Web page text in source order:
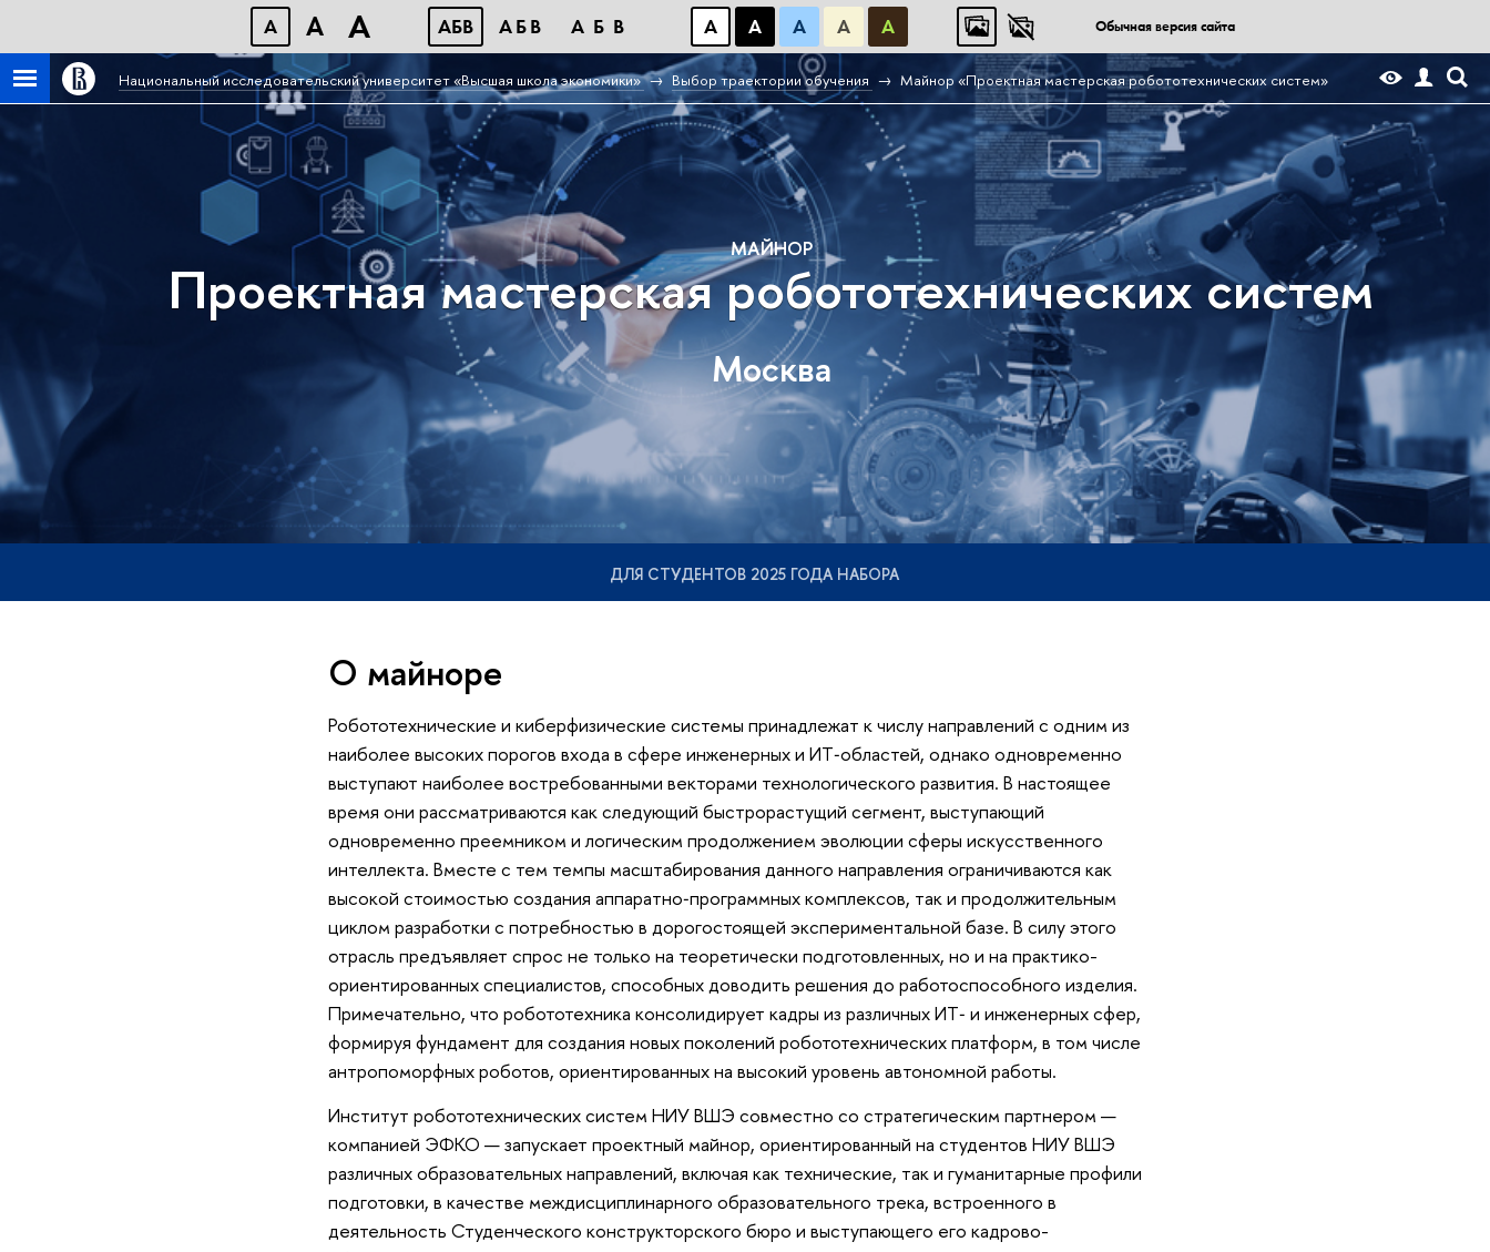
A A A АБB АБB АБB А А А А А Обычная версия сайта
Национальный исследовательский университет «Высшая школа экономики» Выбор траектории обучения Майнор «Проектная мастерская робототехнических систем»
МАЙНОР
Проектная мастерская робототехнических систем
Москва
ДЛЯ СТУДЕНТОВ 2025 ГОДА НАБОРА
О майноре
Робототехнические и киберфизические системы принадлежат к числу направлений с одним из
наиболее высоких порогов входа в сфере инженерных и ИТ‑областей, однако одновременно
выступают наиболее востребованными векторами технологического развития. В настоящее
время они рассматриваются как следующий быстрорастущий сегмент, выступающий
одновременно преемником и логическим продолжением эволюции сферы искусственного
интеллекта. Вместе с тем темпы масштабирования данного направления ограничиваются как
высокой стоимостью создания аппаратно‑программных комплексов, так и продолжительным
циклом разработки с потребностью в дорогостоящей экспериментальной базе. В силу этого
отрасль предъявляет спрос не только на теоретически подготовленных, но и на практико-
ориентированных специалистов, способных доводить решения до работоспособного изделия.
Примечательно, что робототехника консолидирует кадры из различных ИТ‑ и инженерных сфер,
формируя фундамент для создания новых поколений робототехнических платформ, в том числе
антропоморфных роботов, ориентированных на высокий уровень автономной работы.
Институт робототехнических систем НИУ ВШЭ совместно со стратегическим партнером —
компанией ЭФКО — запускает проектный майнор, ориентированный на студентов НИУ ВШЭ
различных образовательных направлений, включая как технические, так и гуманитарные профили
подготовки, в качестве междисциплинарного образовательного трека, встроенного в
деятельность Студенческого конструкторского бюро и выступающего его кадрово-